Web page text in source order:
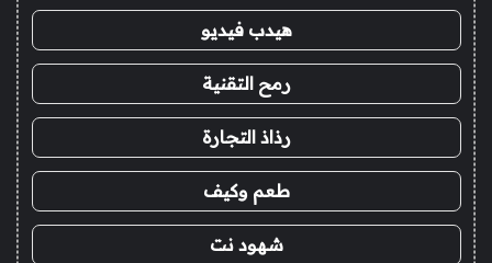
هيدب فيديو
رمح التقنية
رذاذ التجارة
طعم وكيف
شهود نت